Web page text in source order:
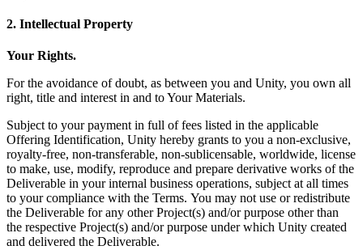
2. Intellectual Property
Your Rights.
For the avoidance of doubt, as between you and Unity, you own all
right, title and interest in and to Your Materials.
Subject to your payment in full of fees listed in the applicable
Offering Identification, Unity hereby grants to you a non-exclusive,
royalty-free, non-transferable, non-sublicensable, worldwide, license
to make, use, modify, reproduce and prepare derivative works of the
Deliverable in your internal business operations, subject at all times
to your compliance with the Terms. You may not use or redistribute
the Deliverable for any other Project(s) and/or purpose other than
the respective Project(s) and/or purpose under which Unity created
and delivered the Deliverable.